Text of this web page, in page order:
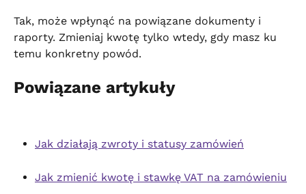
Tak, może wpłynąć na powiązane dokumenty i
raporty. Zmieniaj kwotę tylko wtedy, gdy masz ku
temu konkretny powód.
Powiązane artykuły
Jak działają zwroty i statusy zamówień
Jak zmienić kwotę i stawkę VAT na zamówieniu